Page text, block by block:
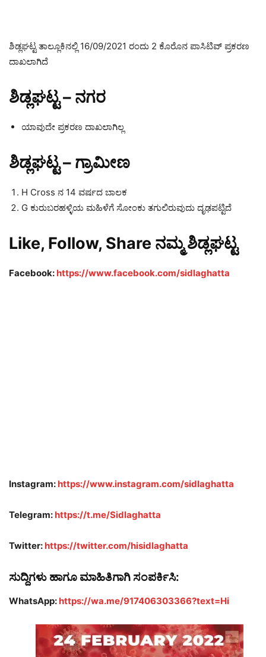
ಶಿಡ್ಲಘಟ್ಟ ತಾಲ್ಲೂಕಿನಲ್ಲಿ 16/09/2021 ರಂದು 2 ಕೊರೊನ ಪಾಸಿಟಿವ್ ಪ್ರಕರಣ
ದಾಖಲಾಗಿದೆ
ಶಿಡ್ಲಘಟ್ಟ – ನಗರ
ಯಾವುದೇ ಪ್ರಕರಣ ದಾಖಲಾಗಿಲ್ಲ
ಶಿಡ್ಲಘಟ್ಟ – ಗ್ರಾಮೀಣ
H Cross ನ 14 ವರ್ಷದ ಬಾಲಕ
G ಕುರುಬರಹಳ್ಳಿಯ ಮಹಿಳೆಗೆ ಸೋಂಕು ತಗುಲಿರುವುದು ದೃಢಪಟ್ಟಿದೆ
Like, Follow, Share ನಮ್ಮ ಶಿಡ್ಲಘಟ್ಟ
Facebook: https://www.facebook.com/sidlaghatta
Instagram: https://www.instagram.com/sidlaghatta
Telegram: https://t.me/Sidlaghatta
Twitter: https://twitter.com/hisidlaghatta
ಸುದ್ದಿಗಳು ಹಾಗೂ ಮಾಹಿತಿಗಾಗಿ ಸಂಪರ್ಕಿಸಿ:
WhatsApp: https://wa.me/917406303366?text=Hi